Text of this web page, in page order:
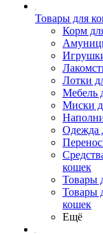
Товары для
Корм
Лотки
Мебель
Миски
Одежда
кошек
Товары
Товары
кошек
Ещё